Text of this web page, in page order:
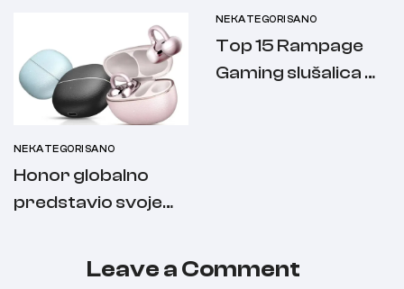
NEKATEGORISANO
Honor globalno
predstavio svoje
NEKATEGORISANO
Top 15 Rampage
Gaming slušalica –
Leave a Comment